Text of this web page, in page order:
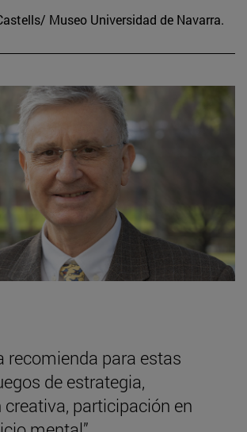
Museo Universidad de Navarra.
recomienda para estas
de estrategia,
participación en